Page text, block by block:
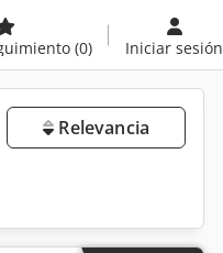
(0) Iniciar sesión
Relevancia